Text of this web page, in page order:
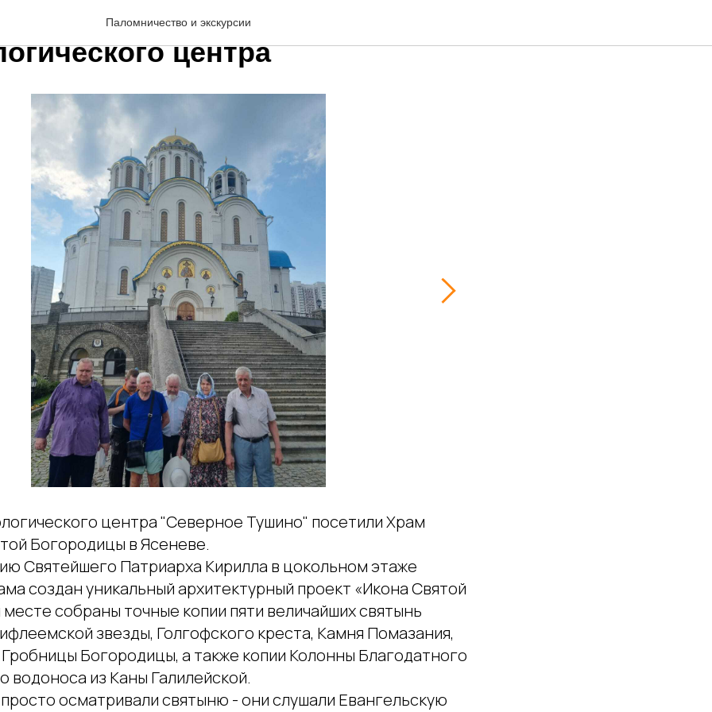
Паломничество и экскурсии
для жителей
центра
центра "Северное Тушино" посетили Храм
Богородицы в Ясеневе.
Святейшего Патриарха Кирилла в цокольном этаже
создан уникальный архитектурный проект «Икона Святой
собраны точные копии пяти величайших святынь
звезды, Голгофского креста, Камня Помазания,
Богородицы, а также копии Колонны Благодатного
водоноса из Каны Галилейской.
осматривали святыню - они слушали Евангельскую